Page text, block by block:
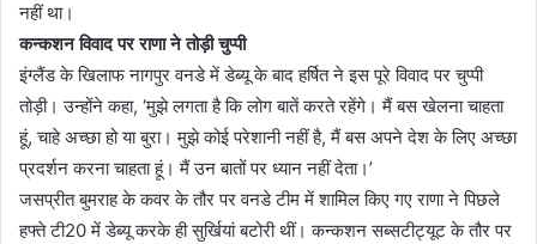
नहीं था।
कन्कशन विवाद पर राणा ने तोड़ी चुप्पी
इंग्लैंड के खिलाफ नागपुर वनडे में डेब्यू के बाद हर्षित ने इस पूरे विवाद पर चुप्पी
तोड़ी। उन्होंने कहा, ‘मुझे लगता है कि लोग बातें करते रहेंगे। मैं बस खेलना चाहता
हूं, चाहे अच्छा हो या बुरा। मुझे कोई परेशानी नहीं है, मैं बस अपने देश के लिए अच्छा
प्रदर्शन करना चाहता हूं। मैं उन बातों पर ध्यान नहीं देता।’
जसप्रीत बुमराह के कवर के तौर पर वनडे टीम में शामिल किए गए राणा ने पिछले
हफ्ते टी20 में डेब्यू करके ही सुर्खियां बटोरी थीं। कन्कशन सब्सटीट्यूट के तौर पर